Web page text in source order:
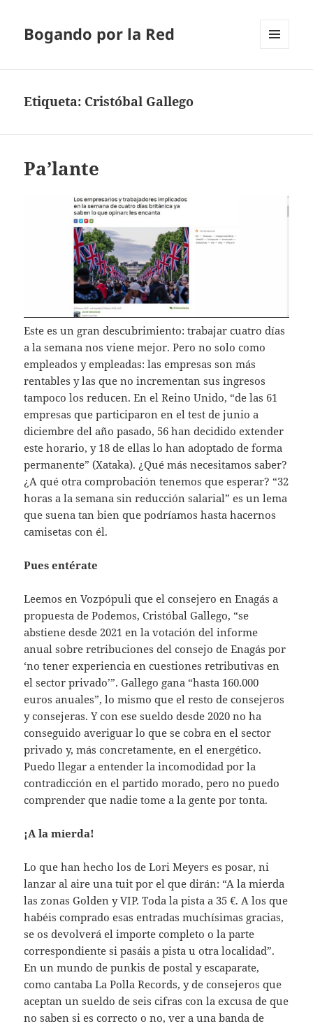
Bogando por la Red
Etiqueta: Cristóbal Gallego
Pa’lante
Este es un gran descubrimiento: trabajar cuatro días
a la semana nos viene mejor. Pero no solo como
empleados y empleadas: las empresas son más
rentables y las que no incrementan sus ingresos
tampoco los reducen. En el Reino Unido, “de las 61
empresas que participaron en el test de junio a
diciembre del año pasado, 56 han decidido extender
este horario, y 18 de ellas lo han adoptado de forma
permanente” (Xataka). ¿Qué más necesitamos saber?
¿A qué otra comprobación tenemos que esperar? “32
horas a la semana sin reducción salarial” es un lema
que suena tan bien que podríamos hasta hacernos
camisetas con él.
Pues entérate
Leemos en Vozpópuli que el consejero en Enagás a
propuesta de Podemos, Cristóbal Gallego, “se
abstiene desde 2021 en la votación del informe
anual sobre retribuciones del consejo de Enagás por
‘no tener experiencia en cuestiones retributivas en
el sector privado’”. Gallego gana “hasta 160.000
euros anuales”, lo mismo que el resto de consejeros
y consejeras. Y con ese sueldo desde 2020 no ha
conseguido averiguar lo que se cobra en el sector
privado y, más concretamente, en el energético.
Puedo llegar a entender la incomodidad por la
contradicción en el partido morado, pero no puedo
comprender que nadie tome a la gente por tonta.
¡A la mierda!
Lo que han hecho los de Lori Meyers es posar, ni
lanzar al aire una tuit por el que dirán: “A la mierda
las zonas Golden y VIP. Toda la pista a 35 €. A los que
habéis comprado esas entradas muchísimas gracias,
se os devolverá el importe completo o la parte
correspondiente si pasáis a pista u otra localidad”.
En un mundo de punkis de postal y escaparate,
como cantaba La Polla Records, y de consejeros que
aceptan un sueldo de seis cifras con la excusa de que
no saben si es correcto o no, ver a una banda de